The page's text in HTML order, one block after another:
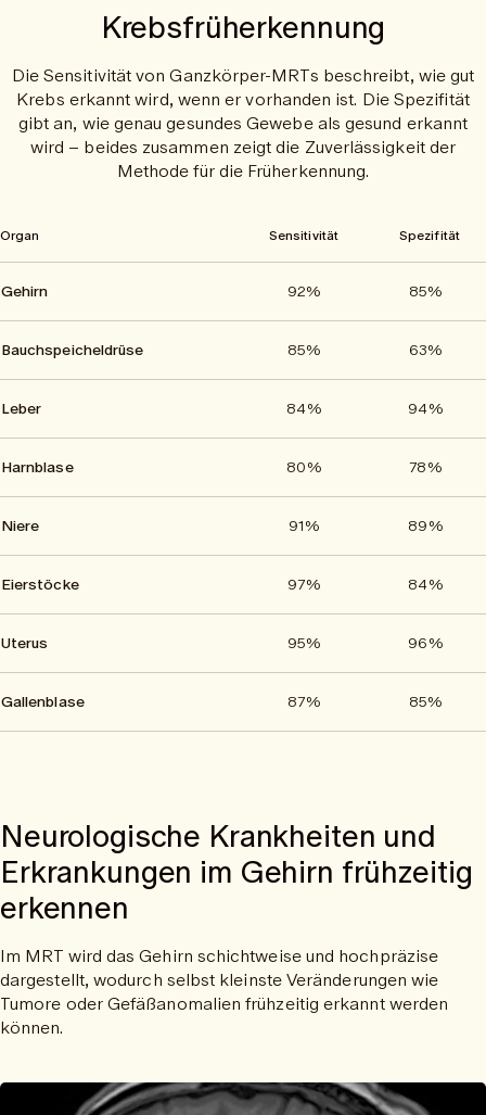
Krebsfrüherkennung
Die Sensitivität von Ganzkörper-MRTs beschreibt, wie gut
Krebs erkannt wird, wenn er vorhanden ist. Die Spezifität
gibt an, wie genau gesundes Gewebe als gesund erkannt
wird – beides zusammen zeigt die Zuverlässigkeit der
Methode für die Früherkennung.
Organ Sensitivität Spezifität
Gehirn 92% 85%
Bauchspeicheldrüse 85% 63%
Leber 84% 94%
Harnblase 80% 78%
Niere 91% 89%
Eierstöcke 97% 84%
Uterus 95% 96%
Gallenblase 87% 85%
Neurologische Krankheiten und
Erkrankungen im Gehirn frühzeitig
erkennen
Im MRT wird das Gehirn schichtweise und hochpräzise
dargestellt, wodurch selbst kleinste Veränderungen wie
Tumore oder Gefäßanomalien frühzeitig erkannt werden
können.